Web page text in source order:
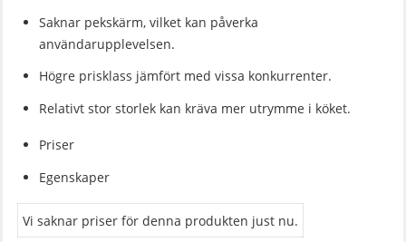
Saknar pekskärm, vilket kan påverka
användarupplevelsen.
Högre prisklass jämfört med vissa konkurrenter.
Relativt stor storlek kan kräva mer utrymme i köket.
Priser
Egenskaper
Vi saknar priser för denna produkten just nu.